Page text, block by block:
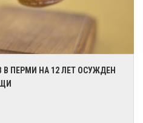
ПЕРМИ НА 12 ЛЕТ ОСУЖДЕН